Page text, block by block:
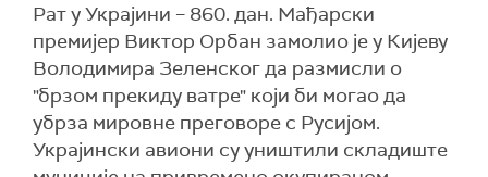
Рат у Украјини – 860. дан. Мађарски
премијер Виктор Орбан замолио је у Кијеву
Володимира Зеленског да размисли о
"брзом прекиду ватре" који би могао да
убрза мировне преговоре с Русијом.
Украјински авиони су уништили складиште